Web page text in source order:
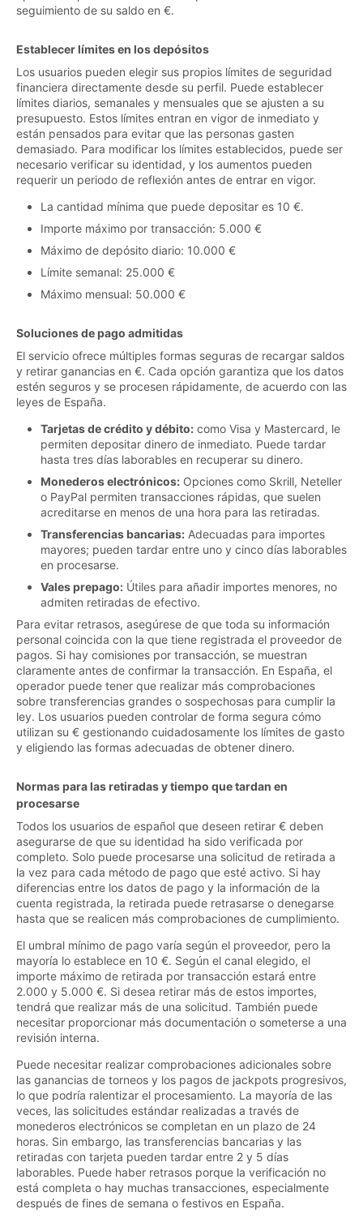
seguimiento de su saldo en €.
Establecer límites en los depósitos
Los usuarios pueden elegir sus propios límites de seguridad
financiera directamente desde su perfil. Puede establecer
límites diarios, semanales y mensuales que se ajusten a su
presupuesto. Estos límites entran en vigor de inmediato y
están pensados para evitar que las personas gasten
demasiado. Para modificar los límites establecidos, puede ser
necesario verificar su identidad, y los aumentos pueden
requerir un periodo de reflexión antes de entrar en vigor.
La cantidad mínima que puede depositar es 10 €.
Importe máximo por transacción: 5.000 €
Máximo de depósito diario: 10.000 €
Límite semanal: 25.000 €
Máximo mensual: 50.000 €
Soluciones de pago admitidas
El servicio ofrece múltiples formas seguras de recargar saldos
y retirar ganancias en €. Cada opción garantiza que los datos
estén seguros y se procesen rápidamente, de acuerdo con las
leyes de España.
Tarjetas de crédito y débito: como Visa y Mastercard, le
permiten depositar dinero de inmediato. Puede tardar
hasta tres días laborables en recuperar su dinero.
Monederos electrónicos: Opciones como Skrill, Neteller
o PayPal permiten transacciones rápidas, que suelen
acreditarse en menos de una hora para las retiradas.
Transferencias bancarias: Adecuadas para importes
mayores; pueden tardar entre uno y cinco días laborables
en procesarse.
Vales prepago: Útiles para añadir importes menores, no
admiten retiradas de efectivo.
Para evitar retrasos, asegúrese de que toda su información
personal coincida con la que tiene registrada el proveedor de
pagos. Si hay comisiones por transacción, se muestran
claramente antes de confirmar la transacción. En España, el
operador puede tener que realizar más comprobaciones
sobre transferencias grandes o sospechosas para cumplir la
ley. Los usuarios pueden controlar de forma segura cómo
utilizan su € gestionando cuidadosamente los límites de gasto
y eligiendo las formas adecuadas de obtener dinero.
Normas para las retiradas y tiempo que tardan en
procesarse
Todos los usuarios de español que deseen retirar € deben
asegurarse de que su identidad ha sido verificada por
completo. Solo puede procesarse una solicitud de retirada a
la vez para cada método de pago que esté activo. Si hay
diferencias entre los datos de pago y la información de la
cuenta registrada, la retirada puede retrasarse o denegarse
hasta que se realicen más comprobaciones de cumplimiento.
El umbral mínimo de pago varía según el proveedor, pero la
mayoría lo establece en 10 €. Según el canal elegido, el
importe máximo de retirada por transacción estará entre
2.000 y 5.000 €. Si desea retirar más de estos importes,
tendrá que realizar más de una solicitud. También puede
necesitar proporcionar más documentación o someterse a una
revisión interna.
Puede necesitar realizar comprobaciones adicionales sobre
las ganancias de torneos y los pagos de jackpots progresivos,
lo que podría ralentizar el procesamiento. La mayoría de las
veces, las solicitudes estándar realizadas a través de
monederos electrónicos se completan en un plazo de 24
horas. Sin embargo, las transferencias bancarias y las
retiradas con tarjeta pueden tardar entre 2 y 5 días
laborables. Puede haber retrasos porque la verificación no
está completa o hay muchas transacciones, especialmente
después de fines de semana o festivos en España.